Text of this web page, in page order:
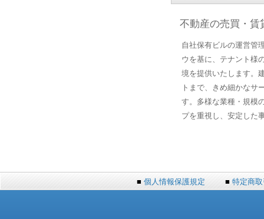
不動産の売買・賃
自社保有ビルの運営管
ウを基に、テナント様
境を提供いたします。
トまで、きめ細かなサ
す。多様な業種・規模
プを重視し、安定した
■ 個人情報保護規定 ■ 特定商